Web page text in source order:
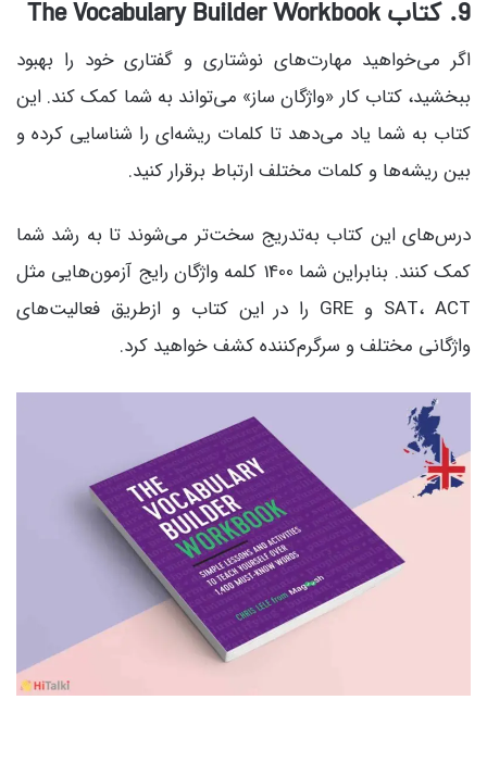
9. کتاب The Vocabulary Builder Workbook
اگر می‌خواهید مهارت‌های نوشتاری و گفتاری خود را بهبود
ببخشید، کتاب کار «واژگان ساز» می‌تواند به شما کمک کند. این
کتاب به شما یاد می‌دهد تا کلمات ریشه‌ای را شناسایی کرده و
بین ریشه‌ها و کلمات مختلف ارتباط برقرار کنید.
درس‌های این کتاب به‌تدریج سخت‌تر می‌شوند تا به رشد شما
کمک کنند. بنابراین شما 1400 کلمه واژگان رایج آزمون‌هایی مثل
SAT، ACT و GRE را در این کتاب و ازطریق فعالیت‌های
واژگانی مختلف و سرگرم‌کننده کشف خواهید کرد.